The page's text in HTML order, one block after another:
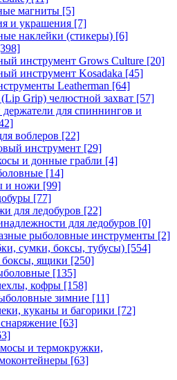
магниты [5]
и украшения [7]
наклейки (стикеры) [6]
инструмент Grows Culture [20]
инструмент Kosadaka [45]
Leatherman [64]
Grip) челюстной захват [57]
для спиннингов и
воблеров [22]
инструмент [29]
и донные грабли [4]
[14]
и ножи [99]
[77]
для ледобуров [22]
для ледобуров [0]
рыболовные инструменты [2]
сумки, боксы, тубусы) [554]
ящики [250]
[135]
кофры [158]
зимние [11]
куканы и багорики [72]
[63]
и термокружки,
[63]